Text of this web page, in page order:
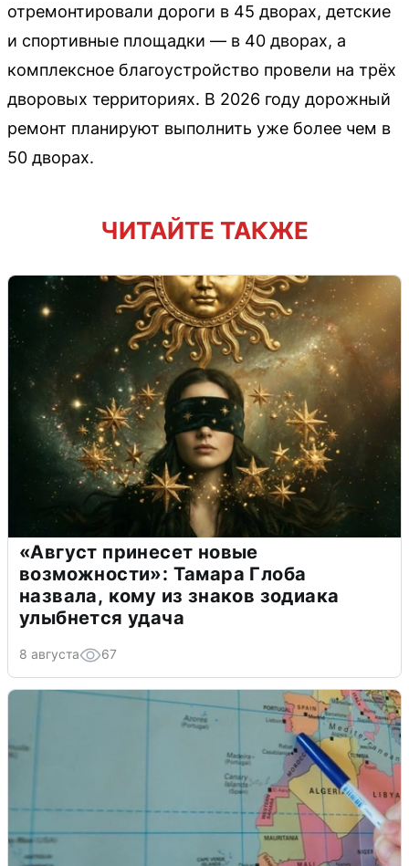
отремонтировали дороги в 45 дворах, детские
и спортивные площадки — в 40 дворах, а
комплексное благоустройство провели на трёх
дворовых территориях. В 2026 году дорожный
ремонт планируют выполнить уже более чем в
50 дворах.
ЧИТАЙТЕ ТАКЖЕ
«Август принесет новые
возможности»: Тамара Глоба
назвала, кому из знаков зодиака
улыбнется удача
8 августа 67